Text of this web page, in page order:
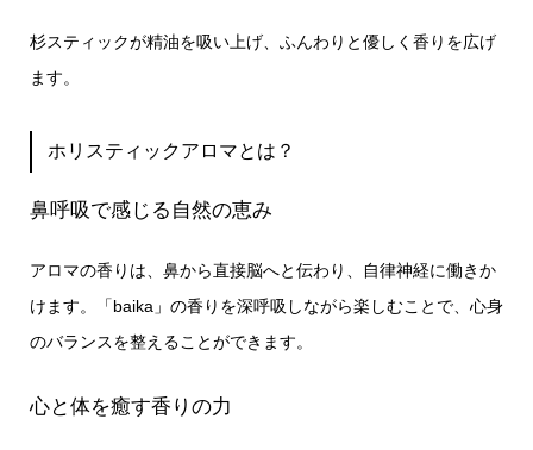
杉スティックが精油を吸い上げ、ふんわりと優しく香りを広げ
ます。
ホリスティックアロマとは？
鼻呼吸で感じる自然の恵み
アロマの香りは、鼻から直接脳へと伝わり、自律神経に働きか
けます。「baika」の香りを深呼吸しながら楽しむことで、心身
のバランスを整えることができます。
心と体を癒す香りの力